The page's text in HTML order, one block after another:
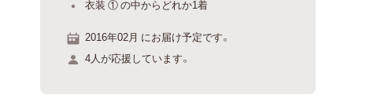
衣装 ① の中からどれか1着
2016年02月 にお届け予定です。
4人が応援しています。